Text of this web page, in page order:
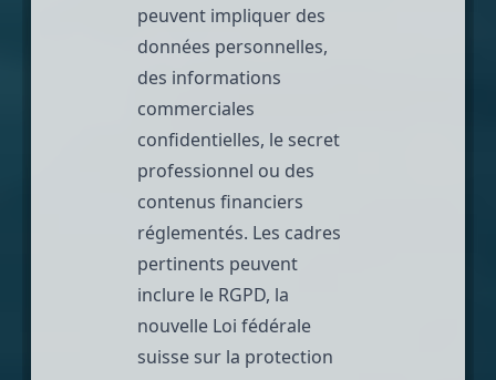
peuvent impliquer des
données personnelles,
des informations
commerciales
confidentielles, le secret
professionnel ou des
contenus financiers
réglementés. Les cadres
pertinents peuvent
inclure le RGPD, la
nouvelle Loi fédérale
suisse sur la protection